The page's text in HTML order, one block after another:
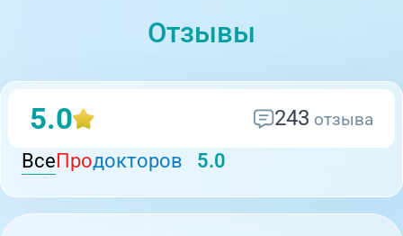
Отзывы
5.0 243 отзыва
ВсеПродокторов 5.0